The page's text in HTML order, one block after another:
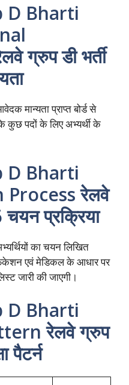
D Bharti
ग्रुप डी भर्ती
मान्यता प्राप्त बोर्ड से
कुछ पदों के लिए अभ्यर्थी के
D Bharti
रेलवे
चयन प्रक्रिया
का चयन लिखित
एवं मेडिकल के आधार पर
जारी की जाएगी।
D Bharti
रेलवे ग्रुप
पैटर्न